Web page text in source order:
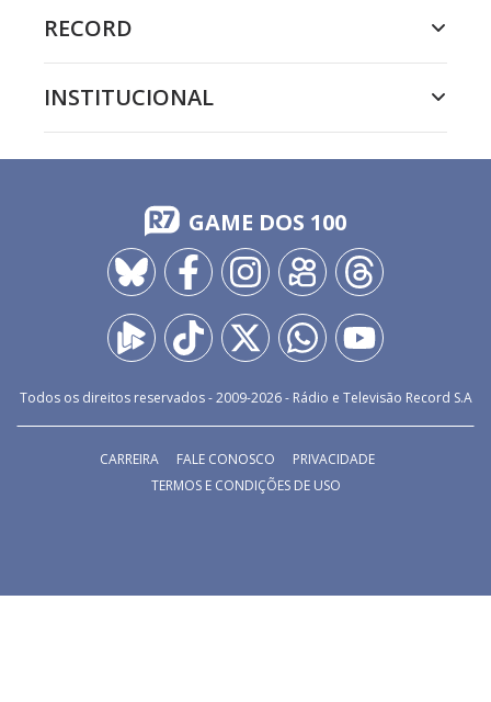
RECORD
INSTITUCIONAL
GAME DOS 100
Todos os direitos reservados - 2009-2026- Rádio e Televisão Record S.A
CARREIRA FALE CONOSCO
PRIVACIDADE
TERMOS E CONDIÇÕES DE USO